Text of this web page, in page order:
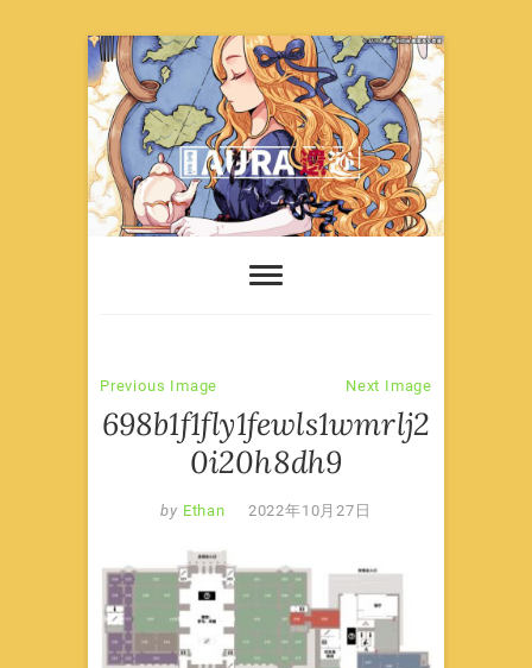
Skip
to
content
Previous Image Next Image
698b1f1fly1fewls1wmrlj2
0i20h8dh9
by Ethan 2022年10月27日